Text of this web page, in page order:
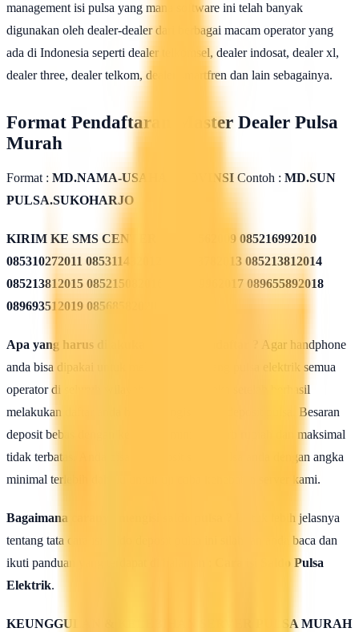
management isi pulsa yang mana software ini telah banyak
digunakan oleh dealer-dealer dari berbagai macam operator yang
ada di Indonesia seperti dealer telkomsel, dealer indosat, dealer xl,
dealer three, dealer telkom, dealer smartfren dan lain sebagainya.
Format Pendaftaran Master Dealer Pulsa
Murah
Format : MD.NAMA-USAHA.PROVINSI Contoh : MD.SUN
PULSA.SUKOHARJO
KIRIM KE SMS CENTER
085311562009 085216992010
085310272011 085311432012 085213782013 085213812014
085213812015 085215082016 085819962017 089655892018
089693512019 08568582020
Apa yang harus dilakukan seusai Mendaftar ?
Agar handphone
anda bisa dipakai untuk melakukan isi ulang pulsa elektrik semua
operator di seluruh wilayah Indonesia, maka setelah berhasil
melakukan daftar anda harus mengisi saldo deposit pulsa. Besaran
deposit bebas dengan ketentuan minimal 50rb rupiah dan maksimal
tidak terbatas. Anda bisa isi deposit saldo pulsa anda dengan angka
minimal terlebih dahulu untuk uji coba kehebatan server kami.
Bagaimana caranya mengisi saldo pulsa ?
Untuk lebih jelasnya
tentang tata cara isi saldo deposit pulsa ini silahkan anda baca dan
ikuti panduan yang terdapat di halaman :
Cara isi Saldo Pulsa
Elektrik.
KEUNGGULAN & KELEBIHAN SERVER PULSA MURAH